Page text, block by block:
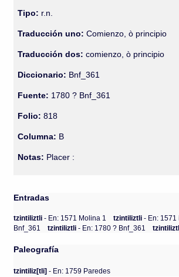
Tipo: r.n.
Traducción uno: Comienzo, ò principio
Traducción dos: comienzo, ò principio
Diccionario: Bnf_361
Fuente: 1780 ? Bnf_361
Folio: 818
Columna: B
Notas: Placer :
Entradas
tzintiliztli- En: 1571 Molina 1 tzintiliztli- En: 1571
Bnf_361
tzintiliztli- En: 1780 ? Bnf_361
Paleografía
tzintiliz[tli] - En: 1759 Paredes